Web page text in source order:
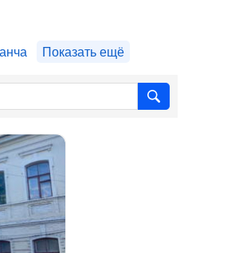
Показать ещё